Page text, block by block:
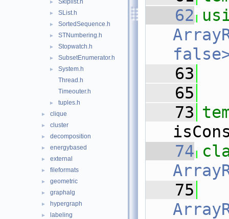
► Skiplist.h
► SList.h
► SortedSequence.h
► STNumbering.h
► Stopwatch.h
► SubsetEnumerator.h
►
System.h
Thread.h
Timeouter.h
► tuples.h
► clique
► cluster
► decomposition
► energybased
► external
► fileformats
► geometric
► graphalg
► hypergraph
► labeling
   62
   63
   65
   73
   74
   75